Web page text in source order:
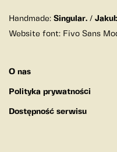
Handmade: Singular. /
Website font: Fivo Sans
O nas
Polityka prywatności
Dostępność serwisu